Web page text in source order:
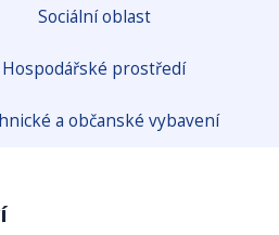
Sociální oblast
Hospodářské prostředí
a občanské vybavení